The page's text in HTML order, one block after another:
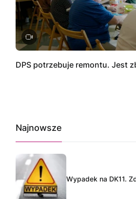
DPS potrzebuje remontu. Jest
Najnowsze
Wypadek na DK11.